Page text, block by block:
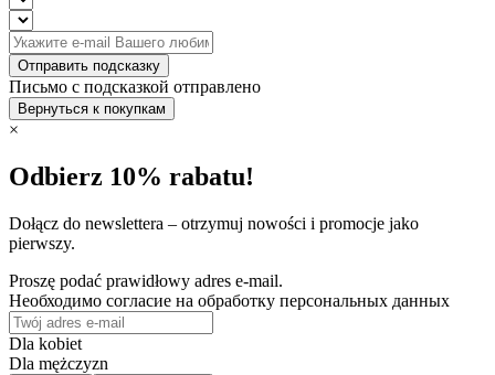
Отправить подсказку
Письмо с подсказкой отправлено
Вернуться к покупкам
×
Odbierz 10% rabatu!
Dołącz do newslettera – otrzymuj nowości i promocje jako
pierwszy.
Proszę podać prawidłowy adres e-mail.
Необходимо согласие на обработку персональных данных
Dla kobiet
Dla mężczyzn